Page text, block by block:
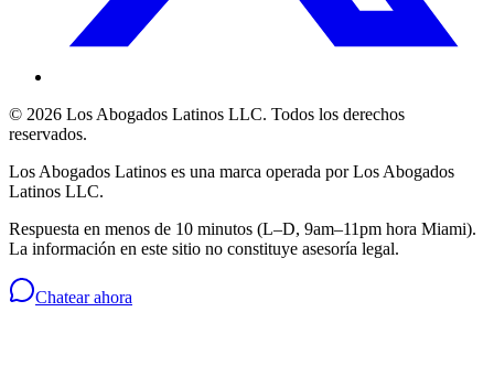
© 2026 Los Abogados Latinos LLC. Todos los derechos
reservados.
Los Abogados Latinos es una marca operada porLos Abogados
Latinos LLC.
Respuesta en menos de 10 minutos (L–D, 9am–11pm hora Miami).
La información en este sitio no constituye asesoría legal.
Chatear ahora